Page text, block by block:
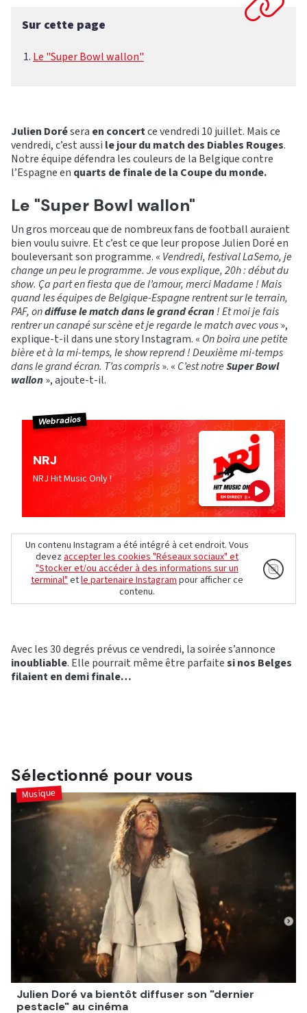
Sur cette page
Le "Super Bowl wallon"
Julien Dorésera en concertce vendredi 10 juillet. Mais ce
vendredi, c’est aussi le jour du match des Diables Rouges.
Notre équipe défendra les couleurs de la Belgique contre
l’Espagne en quarts de finale de la Coupe du monde.
Le "Super Bowl wallon"
Un gros morceau que de nombreux fans de football auraient
bien voulu suivre. Et c’est ce que leur propose Julien Doré en
bouleversant son programme. « Vendredi, festival LaSemo, je
change un peu le programme. Je vous explique, 20h : début du
show. Ça part en fiesta que de l’amour, merci Madame ! Mais
quand les équipes de Belgique-Espagne rentrent sur le terrain,
PAF, ondiffuse le match dans le grand écran! Et moi je fais
rentrer un canapé sur scène et je regarde le match avec vous»,
explique-t-il dans une story Instagram. « On boira une petite
bière et à la mi-temps, le show reprend ! Deuxième mi-temps
dans le grand écran. T’as compris». « C’est notreSuper Bowl
wallon », ajoute-t-il.
Webradios
NRJ
NRJ Hit Music Only !
Un contenu Instagram a été intégré à cet endroit. Vous
devezaccepter les cookies "Réseaux sociaux" et
"Stocker et/ou accéder à des informations sur un
terminal"etle partenaire Instagrampour afficher ce
contenu.
Avec les 30 degrés prévus ce vendredi, la soirée s’annonce
inoubliable. Elle pourrait même être parfaitesi nos Belges
filaient en demi finale…
Sélectionné pour vous
Julien Doré va bientôt diffuser son "dernier
pestacle" au cinéma
Musique